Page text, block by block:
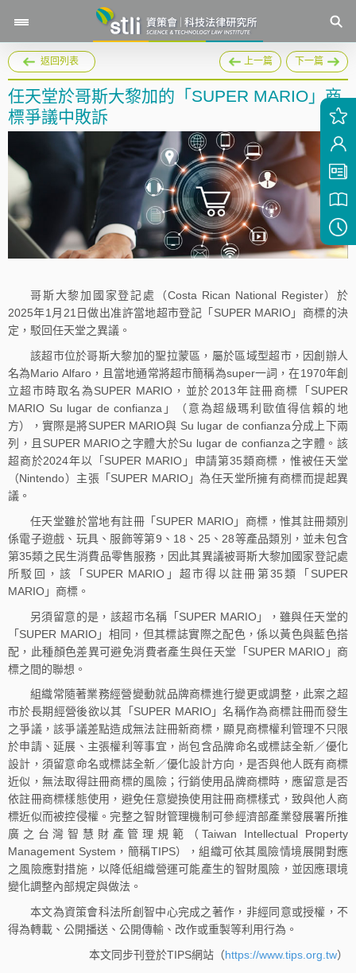
返回列表 上一篇 下一篇
任天堂於哥斯大黎加的「SUPER MARIO」商
標爭議中敗訴
哥斯大黎加國家登記處（Costa Rican National Register）於
2025年1月21日做出准許當地超市登記「SUPER MARIO」商標的決
定，駁回任天堂之異議。
該超市位於哥斯大黎加的聖拉蒙區，屬於區域型超市，因創辦人
名為Mario Alfaro，且當地通常將超市簡稱為super一詞，在1970年創
立超市時取名為SUPER MARIO，並於2013年註冊商標「SUPER
MARIO Su lugar de confianza」（意為超級瑪利歐值得信賴的地
方），實際是將SUPER MARIO與 Su lugar de confianza分成上下兩
列，且SUPER MARIO之字體大於Su lugar de confianza之字體。該
超商於2024年以「SUPER MARIO」申請第35類商標，惟被任天堂
（Nintendo）主張「SUPER MARIO」為任天堂所擁有商標而提起異
議。
任天堂雖於當地有註冊「SUPER MARIO」商標，惟其註冊類別
係電子遊戲、玩具、服飾等第9、18、25、28等產品類別，並未包含
第35類之民生消費品零售服務，因此其異議被哥斯大黎加國家登記處
所駁回，該「SUPER MARIO」超市得以註冊第35類「SUPER
MARIO」商標。
另須留意的是，該超市名稱「SUPER MARIO」，雖與任天堂的
「SUPER MARIO」相同，但其標誌實際之配色，係以黃色與藍色搭
配，此種顏色差異可避免消費者產生與任天堂「SUPER MARIO」商
標之間的聯想。
組織常隨著業務經營變動就品牌商標進行變更或調整，此案之超
市於長期經營後欲以其「SUPER MARIO」名稱作為商標註冊而發生
之爭議，該爭議差點造成無法註冊新商標，顯見商標權利管理不只限
於申請、延展、主張權利等事宜，尚包含品牌命名或標誌全新／優化
設計，須留意命名或標誌全新／優化設計方向，是否與他人既有商標
近似，無法取得註冊商標的風險；行銷使用品牌商標時，應留意是否
依註冊商標樣態使用，避免任意變換使用註冊商標樣式，致與他人商
標近似而被控侵權。完整之智財管理機制可參經濟部產業發展署所推
廣之台灣智慧財產管理規範（Taiwan Intellectual Property
Management System，簡稱TIPS），組織可依其風險情境展開對應
之風險應對措施，以降低組織營運可能產生的智財風險，並因應環境
變化調整內部規定與做法。
本文為資策會科法所創智中心完成之著作，非經同意或授權，不
得為轉載、公開播送、公開傳輸、改作或重製等利用行為。
本文同步刊登於TIPS網站（https://www.tips.org.tw）